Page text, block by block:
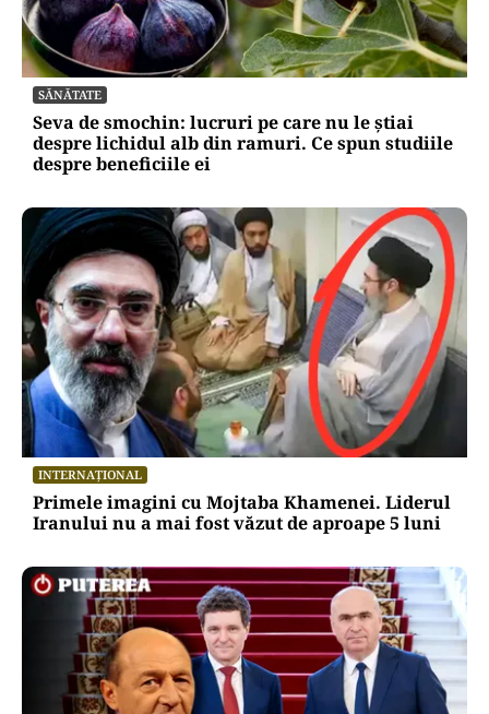
SĂNĂTATE
Seva de smochin: lucruri pe care nu le știai
despre lichidul alb din ramuri. Ce spun studiile
despre beneficiile ei
INTERNAȚIONAL
Primele imagini cu Mojtaba Khamenei. Liderul
Iranului nu a mai fost văzut de aproape 5 luni